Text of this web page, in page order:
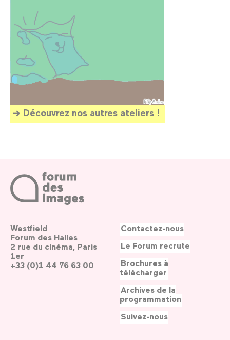
Découvrez nos autres ateliers !
Westfield
Forum des Halles
2 rue du cinéma, Paris
1er
+33 (0)1 44 76 63 00
Contactez-nous
Le Forum recrute
Brochures à
télécharger
Archives de la
programmation
Suivez-nous